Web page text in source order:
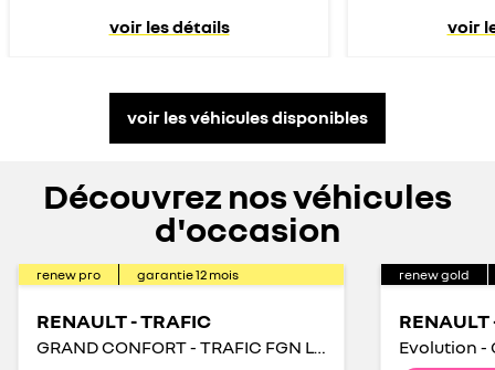
voir les détails voir
voir les véhicules disponibles
Découvrez nos véhicules
d'occasion
renew pro garantie12 mois
RENAULT - TRAFIC
GRAND CONFORT - TRAFIC FGN L1H1 1200 KG DCI 170 ENERGY
renew gold
RENAULT